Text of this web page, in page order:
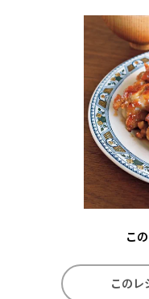
こ
このレ